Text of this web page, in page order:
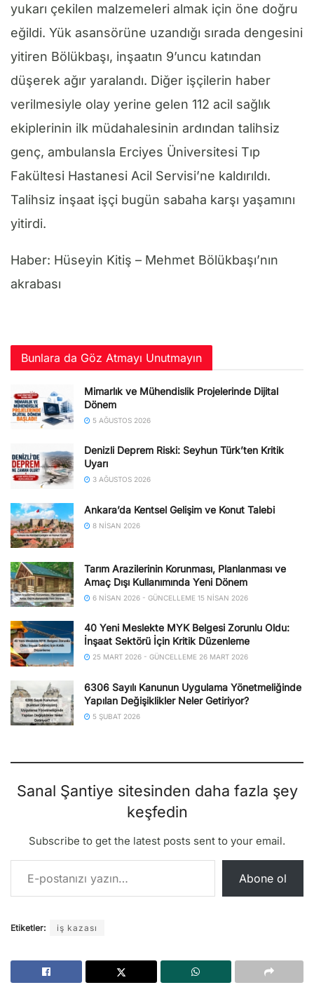
yukarı çekilen malzemeleri almak için öne doğru
eğildi. Yük asansörüne uzandığı sırada dengesini
yitiren Bölükbaşı, inşaatın 9’uncu katından
düşerek ağır yaralandı. Diğer işçilerin haber
verilmesiyle olay yerine gelen 112 acil sağlık
ekiplerinin ilk müdahalesinin ardından talihsiz
genç, ambulansla Erciyes Üniversitesi Tıp
Fakültesi Hastanesi Acil Servisi’ne kaldırıldı.
Talihsiz inşaat işçi bugün sabaha karşı yaşamını
yitirdi.
Haber: Hüseyin Kitiş – Mehmet Bölükbaşı’nın
akrabası
Bunlara da Göz Atmayı Unutmayın
Mimarlık ve Mühendislik Projelerinde Dijital
Dönem
5 AĞUSTOS 2026
Denizli Deprem Riski: Seyhun Türk’ten Kritik
Uyarı
3 AĞUSTOS 2026
Ankara’da Kentsel Gelişim ve Konut Talebi
8 NISAN 2026
Tarım Arazilerinin Korunması, Planlanması ve
Amaç Dışı Kullanımında Yeni Dönem
6 NISAN 2026 - GÜNCELLEME 15 NISAN 2026
40 Yeni Meslekte MYK Belgesi Zorunlu Oldu:
İnşaat Sektörü İçin Kritik Düzenleme
25 MART 2026 - GÜNCELLEME 26 MART 2026
6306 Sayılı Kanunun Uygulama Yönetmeliğinde
Yapılan Değişiklikler Neler Getiriyor?
5 ŞUBAT 2026
Sanal Şantiye sitesinden daha fazla şey
keşfedin
Subscribe to get the latest posts sent to your email.
E-postanızı yazın…
Abone ol
Etiketler: iş kazası